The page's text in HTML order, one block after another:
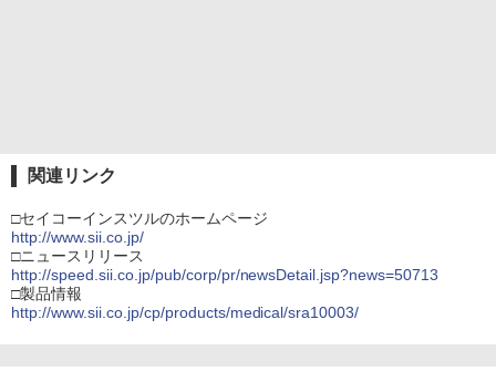
関連リンク
□セイコーインスツルのホームページ
http://www.sii.co.jp/
□ニュースリリース
http://speed.sii.co.jp/pub/corp/pr/newsDetail.jsp?news=50713
□製品情報
http://www.sii.co.jp/cp/products/medical/sra10003/